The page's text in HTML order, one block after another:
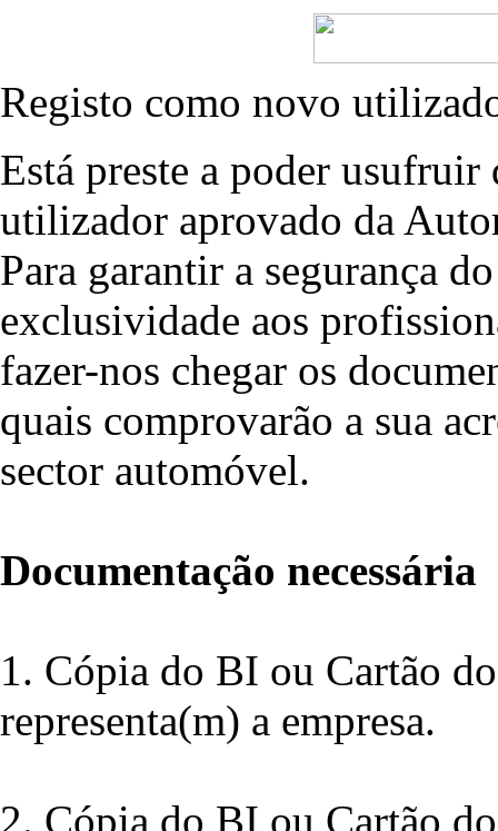
Registo como novo
Está preste a poder usufruir
utilizador aprovado da
Para garantir a segurança
exclusividade aos
fazer-nos chegar os
quais comprovarão a sua
sector automóvel.
Documentação necessária
1. Cópia do BI ou Cartão
representa(m) a empresa.
2. Cópia do BI ou Cartão